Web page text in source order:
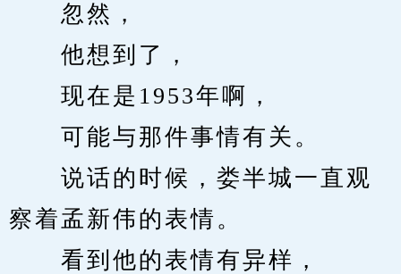
忽然，
他想到了，
现在是1953年啊，
可能与那件事情有关。
说话的时候，娄半城一直观
察着孟新伟的表情。
看到他的表情有异样，